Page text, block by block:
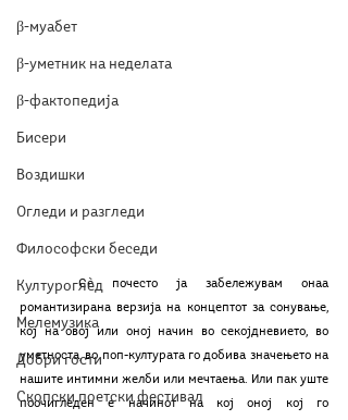
β-муабет
β-уметник на неделата
β-фактопедија
Бисери
Воздишки
Огледи и разгледи
Философски беседи
Културоглед
Мелемузика
Добри гости
Скопски поетски фестивал
	Сѐ почесто ја забележувам онаа
романтизирана верзија на концептот за сонување,
кој на овој или оној начин во секојдневието, во
уметноста, во поп-културата го добива значењето на
нашите интимни желби или мечтаења. Или пак уште
поочигледен е начинот на кој оној кој го